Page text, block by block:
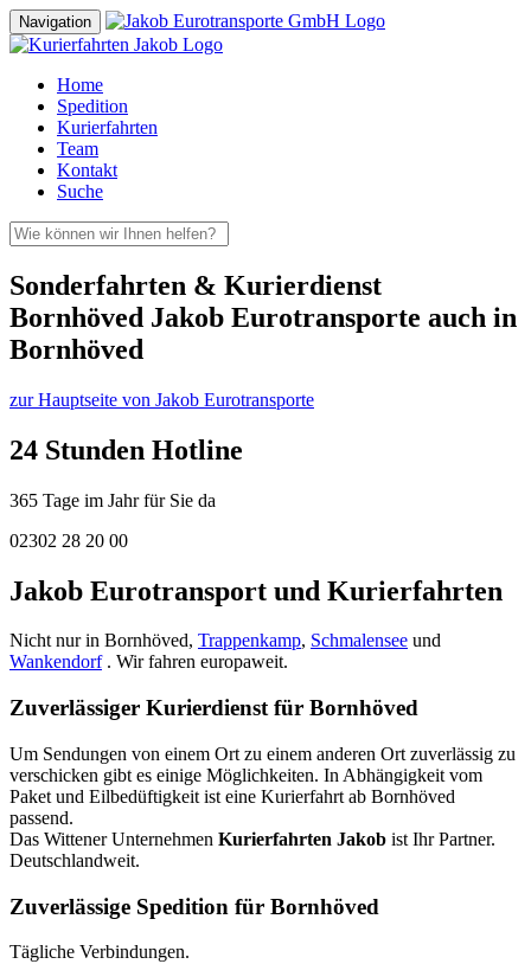
Navigation
Home
Spedition
Kurierfahrten
Team
Kontakt
Suche
Sonderfahrten & Kurierdienst
Bornhöved Jakob Eurotransporte auch in
Bornhöved
zur Hauptseite von Jakob Eurotransporte
24 Stunden Hotline
365 Tage im Jahr für Sie da
02302 28 20 00
Jakob Eurotransport und Kurierfahrten
Nicht nur in Bornhöved, Trappenkamp, Schmalensee und
Wankendorf. Wir fahren europaweit.
Zuverlässiger Kurierdienst für Bornhöved
Um Sendungen von einem Ort zu einem anderen Ort zuverlässig zu
verschicken gibt es einige Möglichkeiten. In Abhängigkeit vom
Paket und Eilbedüftigkeit ist eine Kurierfahrt ab Bornhöved
passend.
Das Wittener Unternehmen Kurierfahrten Jakob ist Ihr Partner.
Deutschlandweit.
Zuverlässige Spedition für Bornhöved
Tägliche Verbindungen.